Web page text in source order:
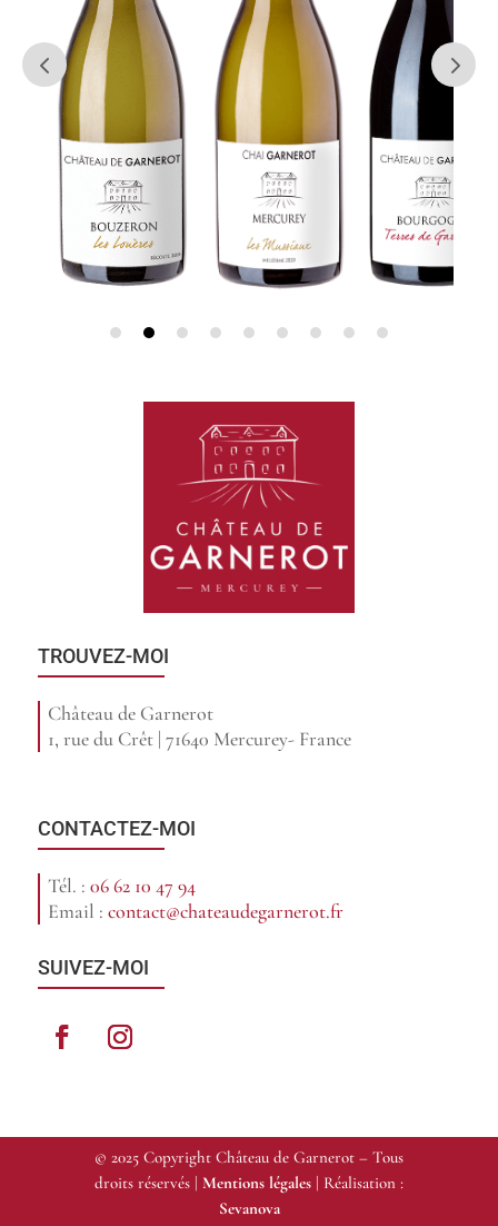
TROUVEZ-MOI
Château de Garnerot
1, rue du Crêt | 71640 Mercurey- France
CONTACTEZ-MOI
Tél. :06 62 10 47 94
Email :contact@chateaudegarnerot.fr
SUIVEZ-MOI
© 2025 Copyright Château de Garnerot – Tous
droits réservés | Mentions légales
| Réalisation :
Sevanova